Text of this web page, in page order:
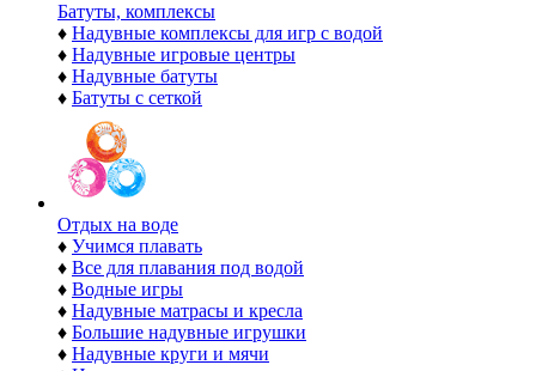
Батуты, комплексы
♦ Надувные комплексы для игр с водой
♦ Надувные игровые центры
♦ Надувные батуты
♦ Батуты с сеткой
Отдых на воде
♦ Учимся плавать
♦ Все для плавания под водой
♦ Водные игры
♦ Надувные матрасы и кресла
♦ Большие надувные игрушки
♦ Надувные круги и мячи